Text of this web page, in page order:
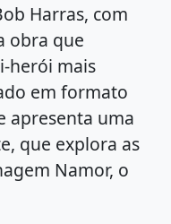
Harras, com
obra que
herói mais
em formato
apresenta uma
que explora as
Namor, o